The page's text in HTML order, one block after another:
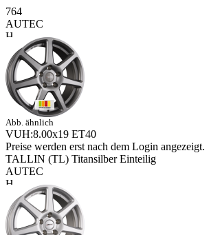
764
AUTEC
Abb. ähnlich
VUH:8.00x19 ET40
Preise werden erst nach dem Login angezeigt.
TALLIN (TL) Titansilber Einteilig
AUTEC